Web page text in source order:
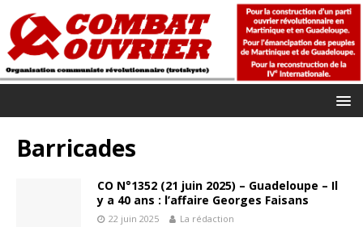
Barricades
CO N°1352 (21 juin 2025) – Guadeloupe – Il
y a 40 ans : l’affaire Georges Faisans
22 juin 2025 La rédaction